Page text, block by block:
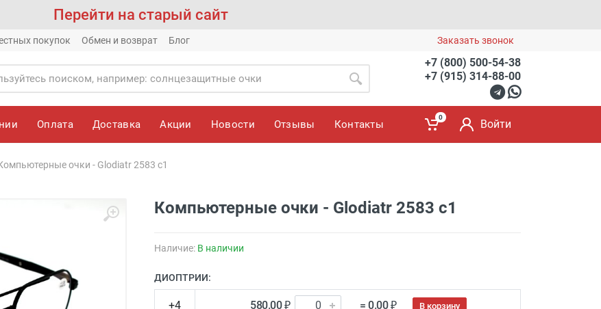
Перейти на старый сайт
покупок Обмен и возврат Блог Заказать звонок
+7 (800) 500-54-38
+7 (915) 314-88-00
Оплата Доставка Акции Новости Отзывы Контакты
0
Войти
очки - Glodiatr 2583 c1
Компьютерные очки - Glodiatr 2583 c1
Наличие: В наличии
ДИОПТРИИ:
+4 580.00 ₽ = 0.00 ₽ В корзину